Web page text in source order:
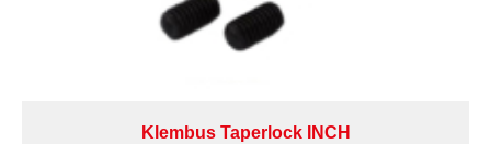
Klembus Taperlock INCH